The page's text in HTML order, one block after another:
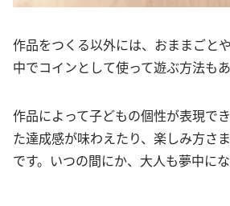
作品をつくる以外には、おままごと
中でコインとして使って遊ぶ方法もあ
作品によって子どもの個性が表現で
た達成感が味わえたり、楽しみ方さ
です。いつの間にか、大人も夢中にな